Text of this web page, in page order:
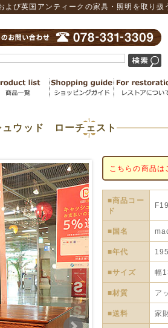
び英国アンティークの家具・照明を取り扱
ウッド ローチェスト
こちらの商品は
■商品コー
ド
■国名
■年代
■サイズ 幅
■材質 ア
■送料 家